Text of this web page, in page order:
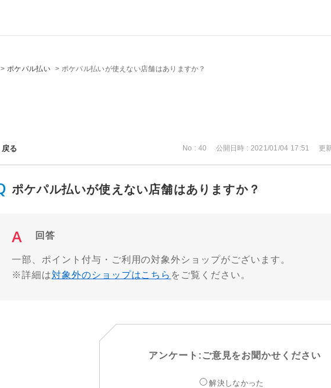
>ポケパル払い > ポケパル払いが使えない店舗はありますか？
戻る No : 40 公開日時 : 2021/01/04 17:51 更
ポケパル払いが使えない店舗はありますか？
回答
一部、ポイント付与・ご利用の対象外ショップがございます。
※詳細は対象外のショップはこちら をご覧ください。
アンケート:ご意見をお聞かせください
解決しなかった